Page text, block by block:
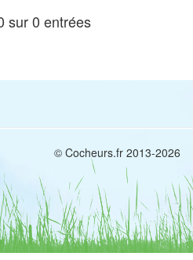
sur 0 entrées
© Cocheurs.fr 2013-2026